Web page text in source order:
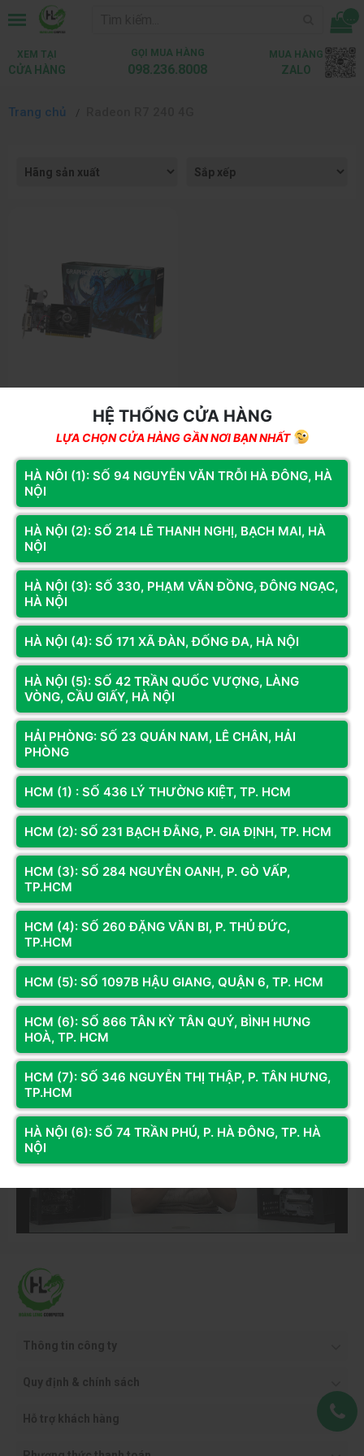
...
XEM TẠI
CỬA HÀNG
GỌI MUA HÀNG
098.236.8008
MUA HÀNG
ZALO
Trang chủ
VGA JGINYUE AMD Radeon R7
240LP 4GB 128 BIT DDR3
(DVI/HDMI/VGA)
1.150.000đ
Còn hàng Thêm vào giỏ
Kết nối với chúng tôi để nhận thông tin khuyến mãi từ Hoàng
Long Computer
HỆ THỐNG CỬA HÀNG
CƠ SỞ 1
Địa chỉ:
Văn Trỗi, Hà Đông, Hà Nội
Hotline: 098.236.8008 -
0339.69.8008
Bản đồ chỉ dẫn
CƠ SỞ 3
Đông Ngạc, Hà Nội
Hotline: 0833.921.922 -
Bản đồ chỉ dẫn
KÊNH THÔNG TIN
Fanpage
Youtube
Thông tin công ty
Quy định & chính sách
Hỗ trợ khách hàng
HỆ THỐNG CỬA HÀNG
LỰA CHỌN CỬA HÀNG GẦN NƠI BẠN NHẤT
HÀ NÔI (1): SỐ 94 NGUYỄN VĂN TRỖI HÀ ĐÔNG, HÀ
NỘI
HÀ NỘI (2): SỐ 214 LÊ THANH NGHỊ, BẠCH MAI, HÀ
NỘI
HÀ NỘI (3): SỐ 330, PHẠM VĂN ĐỒNG, ĐÔNG NGẠC,
HÀ NỘI
HÀ NỘI (4): SỐ 171 XÃ ĐÀN, ĐỐNG ĐA, HÀ NỘI
HÀ NỘI (5): SỐ 42 TRẦN QUỐC VƯỢNG, LÀNG
VÒNG, CẦU GIẤY, HÀ NỘI
HẢI PHÒNG: SỐ 23 QUÁN NAM, LÊ CHÂN, HẢI
PHÒNG
HCM (1) : SỐ 436 LÝ THƯỜNG KIỆT, TP. HCM
HCM (2): SỐ 231 BẠCH ĐẰNG, P. GIA ĐỊNH, TP. HCM
HCM (3): SỐ 284 NGUYỄN OANH, P. GÒ VẤP,
TP.HCM
HCM (4): SỐ 260 ĐẶNG VĂN BI, P. THỦ ĐỨC,
TP.HCM
HCM (5): SỐ 1097B HẬU GIANG, QUẬN 6, TP. HCM
HCM (6): SỐ 866 TÂN KỲ TÂN QUÝ, BÌNH HƯNG
HOÀ, TP. HCM
HCM (7): SỐ 346 NGUYỄN THỊ THẬP, P. TÂN HƯNG,
TP.HCM
HÀ NỘI (6): SỐ 74 TRẦN PHÚ, P. HÀ ĐÔNG, TP. HÀ
NỘI